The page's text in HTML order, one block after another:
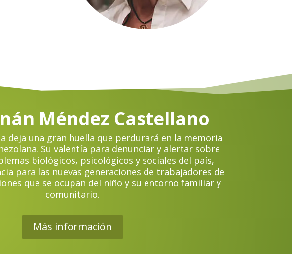
Méndez Castellano
deja una gran huella que perdurará en la memoria
Su valentía para denunciar y alertar sobre
biológicos, psicológicos y sociales del país,
para las nuevas generaciones de trabajadores de
que se ocupan del niño y su entorno familiar y
comunitario.
Más información